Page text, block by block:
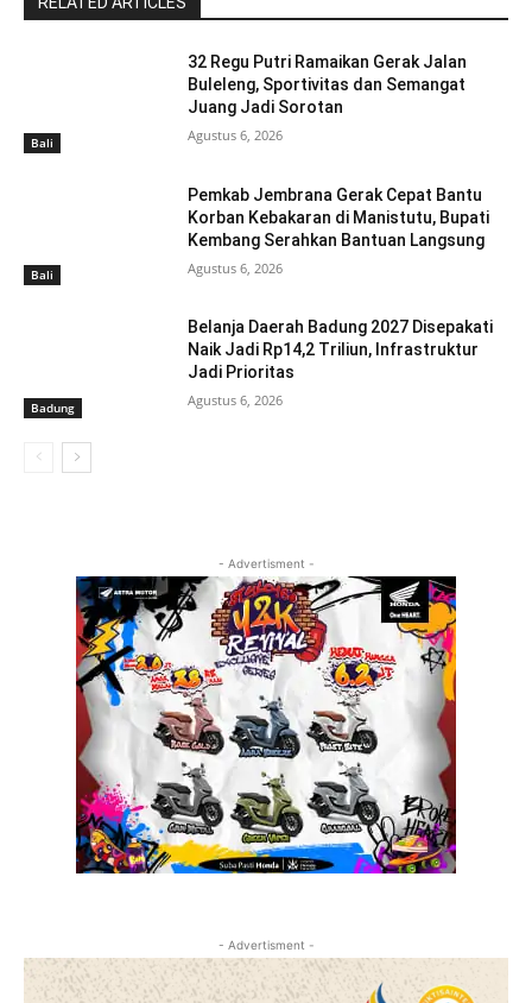
Bali
32 Regu Putri Ramaikan Gerak Jalan
Buleleng, Sportivitas dan Semangat
Juang Jadi Sorotan
Agustus 6, 2026
Bali
Pemkab Jembrana Gerak Cepat Bantu
Korban Kebakaran di Manistutu, Bupati
Kembang Serahkan Bantuan Langsung
Agustus 6, 2026
Badung
Belanja Daerah Badung 2027 Disepakati
Naik Jadi Rp14,2 Triliun, Infrastruktur
Jadi Prioritas
Agustus 6, 2026
- Advertisment -
- Advertisment -